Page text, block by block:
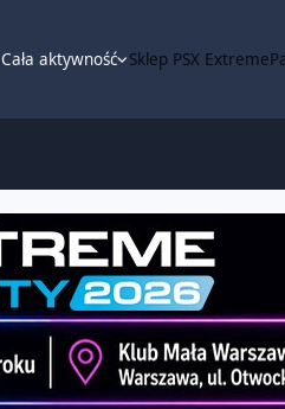
Cała aktywność Sklep PSX Extreme